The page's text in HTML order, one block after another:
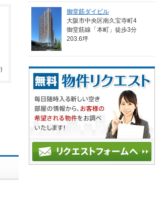
御堂筋ダイビル
大阪市中央区南久宝寺町4
御堂筋線「本町」徒歩3分
203.6坪